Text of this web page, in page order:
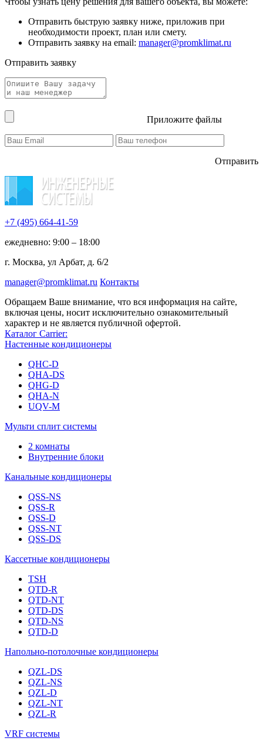
Отправить быструю заявку ниже, приложив при
необходимости проект, план или смету.
Отправить заявку на email: manager@promklimat.ru
Отправить заявку
Приложите файлы
Отправить
+7 (495) 664-41-59
ежедневно: 9:00 – 18:00
г. Москва, ул Арбат, д. 6/2
manager@promklimat.ru Контакты
Обращаем Ваше внимание, что вся информация на сайте,
включая цены, носит исключительно ознакомительный
характер и не является публичной офертой.
Каталог Carrier:
Настенные кондиционеры
QHC-D
QHA-DS
QHG-D
QHA-N
UQV-M
Мульти сплит системы
2 комнаты
Внутренние блоки
Канальные кондиционеры
QSS-NS
QSS-R
QSS-D
QSS-NT
QSS-DS
Кассетные кондиционеры
TSH
QTD-R
QTD-NT
QTD-DS
QTD-NS
QTD-D
Напольно-потолочные кондиционеры
QZL-DS
QZL-NS
QZL-D
QZL-NT
QZL-R
VRF системы